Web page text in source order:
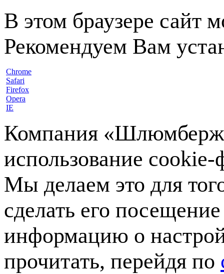
В этом браузере сайт
Рекомендуем Вам
Chrome
Safari
Firefox
Opera
IE
Компания
использование
Мы делаем это для
сделать его
информацию о
прочитать, перейдя по